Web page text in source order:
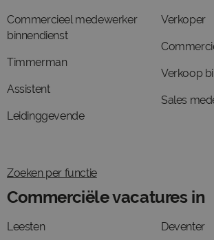
Commercieel medewerker
binnendienst
Timmerman
Assistent
Leidinggevende
Verkoper
Verkoop
Sales
Zoeken per functie
Commerciële vacatures in
Leesten Deventer